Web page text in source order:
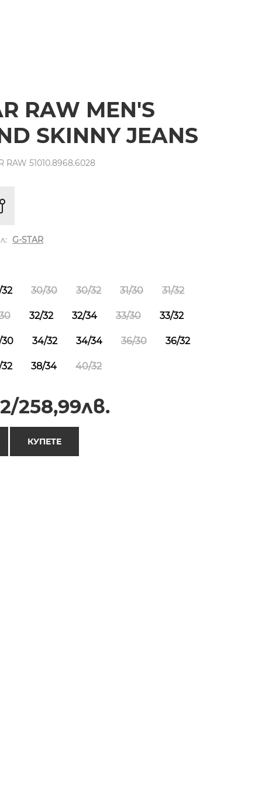
RAW MEN'S
SKINNY JEANS
51010.8968.6028
G-STAR
30/30 30/32 31/30 31/32
32/32 32/34 33/30 33/32
34/32 34/34 36/30 36/32
38/34 40/32
258,99лв.
КУПЕТЕ